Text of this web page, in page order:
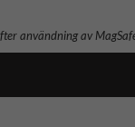
användning av